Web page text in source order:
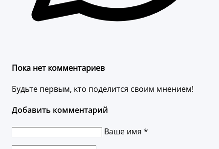
Пока нет комментариев
Будьте первым, кто поделится своим мнением!
Добавить комментарий
Ваше имя *